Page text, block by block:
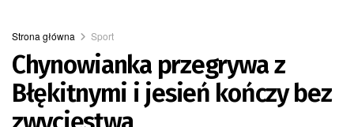
Strona główna Sport
Chynowianka przegrywa z
Błękitnymi i jesień kończy bez